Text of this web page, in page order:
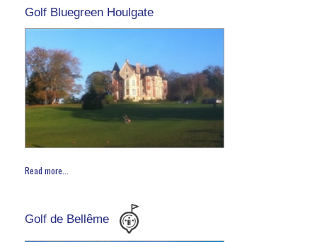
Golf Bluegreen Houlgate
Read more...
Golf de Bellême